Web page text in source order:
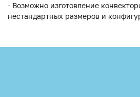
- Возможно изготовление
нестандартных размеров и